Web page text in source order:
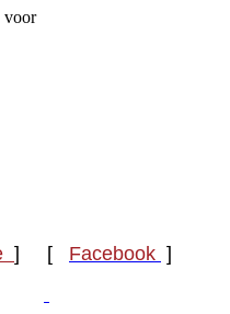
voor
] [ Facebook ]